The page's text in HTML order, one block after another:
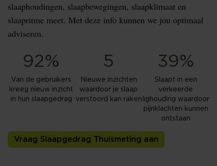
slaaphoudingen, slaapbewegingen, slaapklimaat en
slaapritme meet. Met deze info kunnen we jou optimaal
adviseren.
92%
Van de gebruikers
kreeg nieuw inzicht
in hun slaapgedrag
5
Nieuwe inzichten
waardoor je slaap
verstoord kan raken
39%
Slaapt in een
verkeerde
lighouding waardoor
pijnklachten kunnen
ontstaan
Vraag Slaapgedrag Thuismeting aan